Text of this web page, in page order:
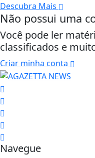
Descubra Mais
Não possui uma
Você pode ler
classificados e
Criar minha conta
Navegue